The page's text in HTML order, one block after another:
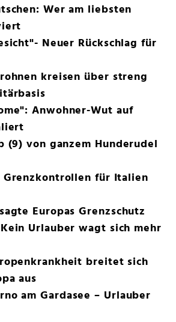
Wer am liebsten
Neuer Rückschlag für
kreisen über streng
Anwohner-Wut auf
(9) von ganzem Hunderudel
Grenzkontrollen für Italien
Europas Grenzschutz
Urlauber wagt sich mehr
breitet sich
aus
am Gardasee – Urlauber